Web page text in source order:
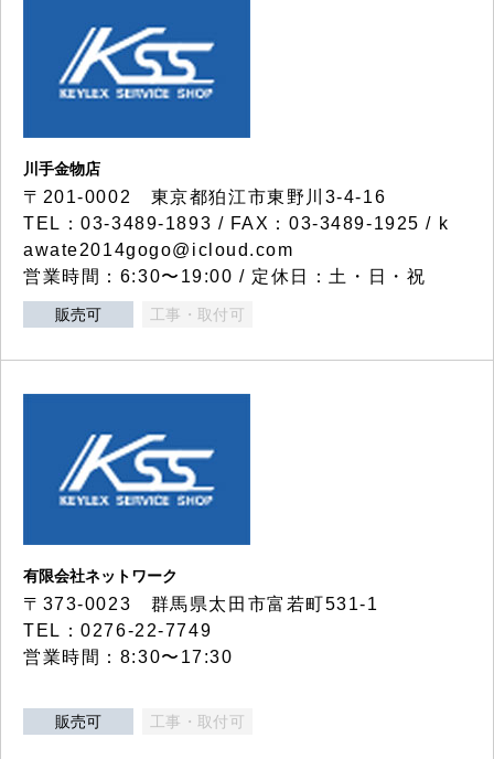
川手金物店
〒201-0002 東京都狛江市東野川3-4-16
TEL：03-3489-1893 / FAX：03-3489-1925 / k
awate2014gogo@icloud.com
営業時間：6:30〜19:00 / 定休日：土・日・祝
販売可 工事・取付可
有限会社ネットワーク
〒373-0023 群馬県太田市富若町531-1
TEL：0276-22-7749
営業時間：8:30〜17:30
販売可 工事・取付可